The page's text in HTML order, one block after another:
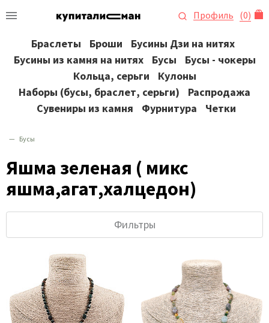
Профиль (0)
Браслеты Броши
Бусины Дзи на нитях
Бусины из камня на нитях
Бусы
Бусы - чокеры
Кольца, серьги
Кулоны
Наборы (бусы, браслет, серьги)
Распродажа
Сувениры из камня
Фурнитура Четки
Бусы
Яшма зеленая ( микс
яшма,агат,халцедон)
Фильтры